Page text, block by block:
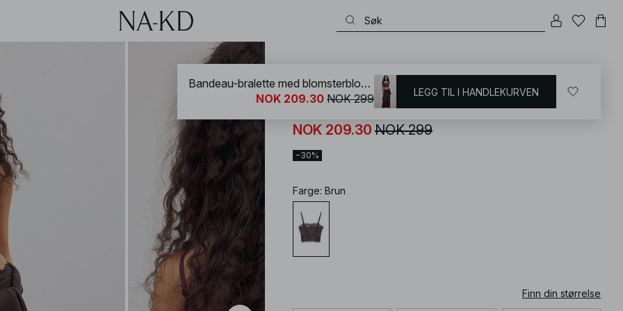
Bandeau-bralette med blomsterblonde
NOK 209.30 NOK 299
−30%
Farge: Brun
Finn din størrelse
Bandeau-bralette med blomsterblonde
NOK 209.30 NOK 299 LEGG TIL I HANDLEKURVEN